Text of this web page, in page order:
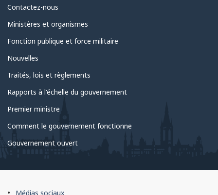
Au
sujet
du
gouvernement
Contactez-nous
Ministères et organismes
Fonction publique et force militaire
Nouvelles
Traités, lois et règlements
Rapports à l'échelle du gouvernement
Premier ministre
Comment le gouvernement fonctionne
Gouvernement ouvert
À Médias sociaux